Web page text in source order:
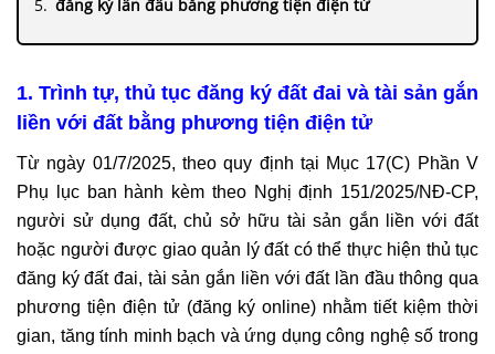
đăng ký lần đầu bằng phương tiện điện tử
1. Trình tự, thủ tục đăng ký đất đai và tài sản gắn
liền với đất bằng phương tiện điện tử
Từ ngày 01/7/2025, theo quy định tại Mục 17(C) Phần V
Phụ lục ban hành kèm theo Nghị định 151/2025/NĐ-CP,
người sử dụng đất, chủ sở hữu tài sản gắn liền với đất
hoặc người được giao quản lý đất có thể thực hiện thủ tục
đăng ký đất đai, tài sản gắn liền với đất lần đầu thông qua
phương tiện điện tử (đăng ký online) nhằm tiết kiệm thời
gian, tăng tính minh bạch và ứng dụng công nghệ số trong